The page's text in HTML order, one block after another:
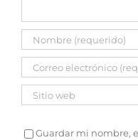
Guardar mi nombre,